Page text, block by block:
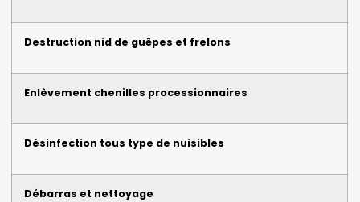
Destruction nid de guêpes et frelons
Enlèvement chenilles processionnaires
Désinfection tous type de nuisibles
Débarras et nettoyage